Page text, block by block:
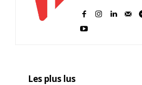
Les plus lus